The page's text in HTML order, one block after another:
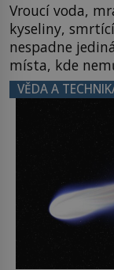
Vroucí voda,
kyseliny,
nespadne
místa, kde
právě tady
posouvají
napovídá, kde
VĚDA A